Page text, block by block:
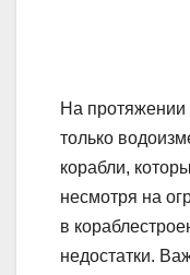
На протяжении
только
корабли,
несмотря на
в
недостатки.